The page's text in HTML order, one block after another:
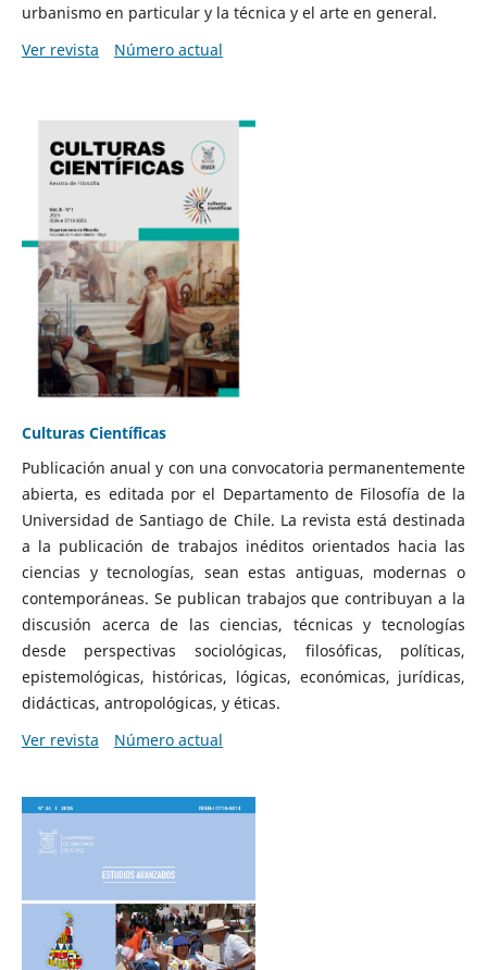
urbanismo en particular y la técnica y el arte en general.
Ver revista
Número actual
Culturas Científicas
Publicación anual y con una convocatoria permanentemente
abierta, es editada por el Departamento de Filosofía de la
Universidad de Santiago de Chile. La revista está destinada
a la publicación de trabajos inéditos orientados hacia las
ciencias y tecnologías, sean estas antiguas, modernas o
contemporáneas. Se publican trabajos que contribuyan a la
discusión acerca de las ciencias, técnicas y tecnologías
desde perspectivas sociológicas, filosóficas, políticas,
epistemológicas, históricas, lógicas, económicas, jurídicas,
didácticas, antropológicas, y éticas.
Ver revista
Número actual